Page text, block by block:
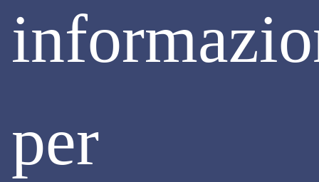
L'UNIVERSITÀ DI UDINE E PRESSO
L'ACCADEMIA DELLE BELLE ARTI G.B.
TIEPOLO
un seminario sull' intelligenza artificiale generativa, e in
particolare su ChatGPT e GPT4. Il corso è stato tenuto dal
professor Paolo Omero, docente a contratto presso
l’Università di Udine e presso l’Accademia delle Belle Arti
per